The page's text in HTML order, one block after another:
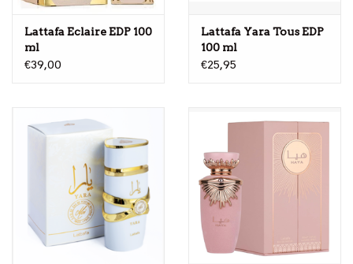
Lattafa Eclaire EDP 100
ml
€39,00
Lattafa Yara Tous EDP
100 ml
€25,95